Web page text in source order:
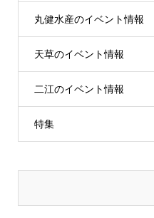
丸健水産のイベント情報
天草のイベント情報
二江のイベント情報
特集